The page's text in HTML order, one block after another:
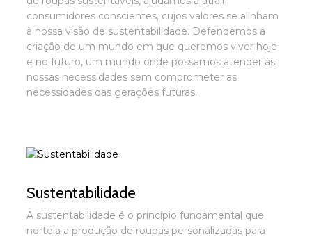
consumidores conscientes, cujos valores se alinham
à nossa visão de sustentabilidade. Defendemos a
criação de um mundo em que queremos viver hoje
e no futuro, um mundo onde possamos atender às
nossas necessidades sem comprometer as
necessidades das gerações futuras.
Sustentabilidade
A sustentabilidade é o princípio fundamental que
norteia a produção de roupas personalizadas para